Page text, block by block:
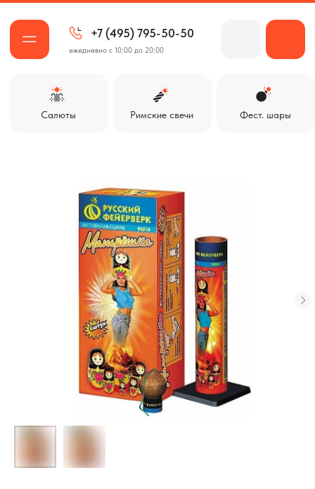
ежедневно с 10:00 до 20:00